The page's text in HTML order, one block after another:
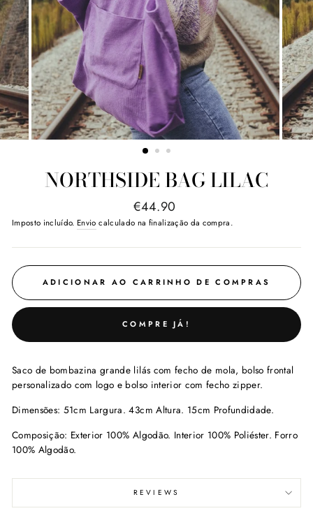
NORTHSIDE BAG LILAC
Preço
normal
€44.90
Imposto incluído. Envio calculado na finalização da compra.
ADICIONAR AO CARRINHO DE COMPRAS
COMPRE JÁ!
Saco de bombazina grande lilás com fecho de mola, bolso frontal
personalizado com logo e bolso interior com fecho zipper.
Dimensões: 51cm Largura. 43cm Altura. 15cm Profundidade.
Composição: Exterior 100% Algodão. Interior 100% Poliéster. Forro
100% Algodão.
REVIEWS